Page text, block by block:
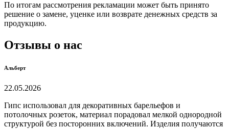
По итогам рассмотрения рекламации может быть принято
решение о замене, уценке или возврате денежных средств за
продукцию.
Отзывы о нас
Альберт
22.05.2026
Гипс использовал для декоративных барельефов и
потолочных розеток, материал порадовал мелкой однородной
структурой без посторонних включений. Изделия получаются